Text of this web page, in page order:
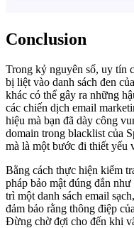
Conclusion
Trong kỷ nguyên số, uy tín
bị liệt vào danh sách đen
khác có thể gây ra những
các chiến dịch email
hiệu mà bạn đã dày công
domain trong blacklist của
mà là một bước đi thiết yếu
Bằng cách thực hiện kiểm
pháp bảo mật đúng đắn như
trì một danh sách email
đảm bảo rằng thông điệp
Đừng chờ đợi cho đến khi